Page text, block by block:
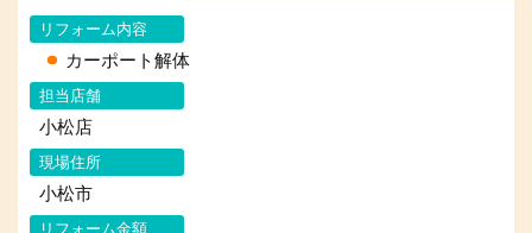
リフォーム内容
カーポート解体
担当店舗
小松店
現場住所
小松市
リフォーム金額